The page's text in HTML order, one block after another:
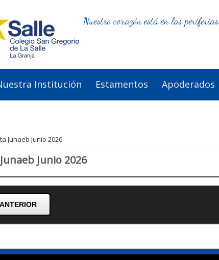
Nuestro corazón está en las periferias
Institución Estamentos Apoderados
Junaeb Junio 2026
Junio 2026
ANTERIOR